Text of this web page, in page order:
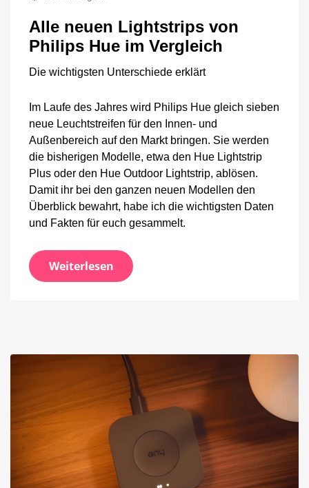
von
Alle neuen Lightstrips von
Philips Hue im Vergleich
Die wichtigsten Unterschiede erklärt
Im Laufe des Jahres wird Philips Hue gleich sieben
neue Leuchtstreifen für den Innen- und
Außenbereich auf den Markt bringen. Sie werden
die bisherigen Modelle, etwa den Hue Lightstrip
Plus oder den Hue Outdoor Lightstrip, ablösen.
Damit ihr bei den ganzen neuen Modellen den
Überblick bewahrt, habe ich die wichtigsten Daten
und Fakten für euch gesammelt.
Weiterlesen